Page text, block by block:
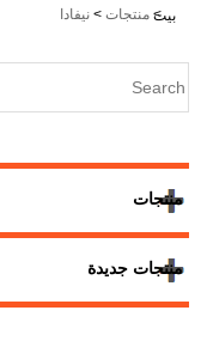
بيت
> منتجات > نيفادا
منتجات
منتجات جديدة